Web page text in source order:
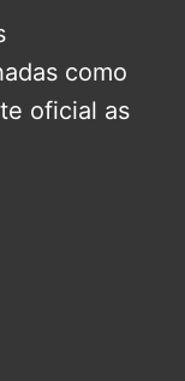
como
oficial as